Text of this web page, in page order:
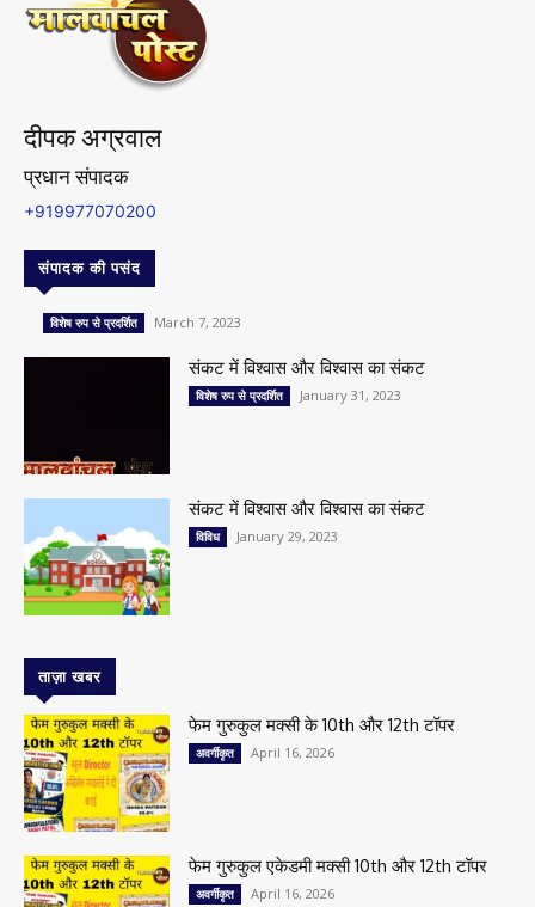
दीपक अग्रवाल
प्रधान संपादक
+919977070200
संपादक की पसंद
विशेष रुप से प्रदर्शित March 7, 2023
संकट में विश्वास और विश्वास का संकट
विशेष रुप से प्रदर्शित January 31, 2023
संकट में विश्वास और विश्वास का संकट
विविध January 29, 2023
ताज़ा खबर
फेम गुरुकुल मक्सी के 10th और 12th टॉपर
अवर्गीकृत April 16, 2026
फेम गुरुकुल एकेडमी मक्सी 10th और 12th टॉपर
अवर्गीकृत April 16, 2026